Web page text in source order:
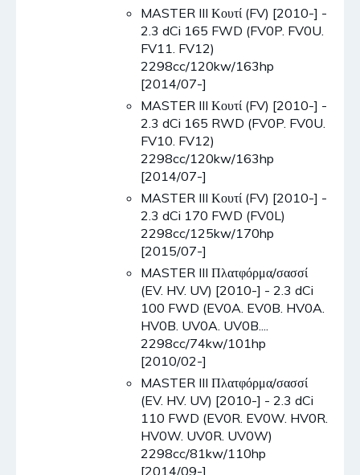
MASTER III Κουτί (FV) [2010-] -
2.3 dCi 165 FWD (FV0P. FV0U.
FV11. FV12)
2298cc/120kw/163hp
[2014/07-]
MASTER III Κουτί (FV) [2010-] -
2.3 dCi 165 RWD (FV0P. FV0U.
FV10. FV12)
2298cc/120kw/163hp
[2014/07-]
MASTER III Κουτί (FV) [2010-] -
2.3 dCi 170 FWD (FV0L)
2298cc/125kw/170hp
[2015/07-]
MASTER III Πλατφόρμα/σασσί
(EV. HV. UV) [2010-] - 2.3 dCi
100 FWD (EV0A. EV0B. HV0A.
HV0B. UV0A. UV0B....
2298cc/74kw/101hp
[2010/02-]
MASTER III Πλατφόρμα/σασσί
(EV. HV. UV) [2010-] - 2.3 dCi
110 FWD (EV0R. EV0W. HV0R.
HV0W. UV0R. UV0W)
2298cc/81kw/110hp
[2014/09-]